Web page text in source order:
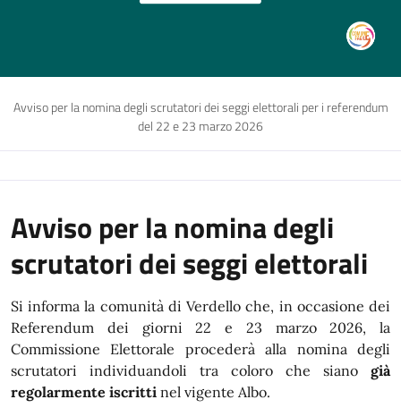
Avviso per la nomina degli scrutatori dei seggi elettorali per i referendum
del 22 e 23 marzo 2026
Avviso per la nomina degli
scrutatori dei seggi elettorali
Si informa la comunità di Verdello che, in occasione dei
Referendum dei giorni 22 e 23 marzo 2026, la
Commissione Elettorale procederà alla nomina degli
scrutatori individuandoli tra coloro che siano già
regolarmente iscritti nel vigente Albo.